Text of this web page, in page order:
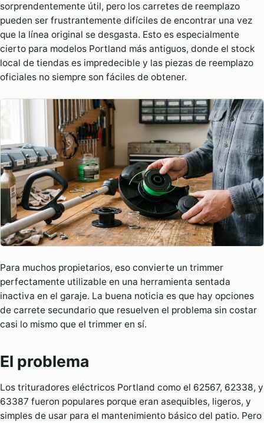
sorprendentemente útil, pero los carretes de reemplazo
pueden ser frustrantemente difíciles de encontrar una vez
que la línea original se desgasta. Esto es especialmente
cierto para modelos Portland más antiguos, donde el stock
local de tiendas es impredecible y las piezas de reemplazo
oficiales no siempre son fáciles de obtener.
Para muchos propietarios, eso convierte un trimmer
perfectamente utilizable en una herramienta sentada
inactiva en el garaje. La buena noticia es que hay opciones
de carrete secundario que resuelven el problema sin costar
casi lo mismo que el trimmer en sí.
El problema
Los trituradores eléctricos Portland como el 62567, 62338, y
63387 fueron populares porque eran asequibles, ligeros, y
simples de usar para el mantenimiento básico del patio. Pero